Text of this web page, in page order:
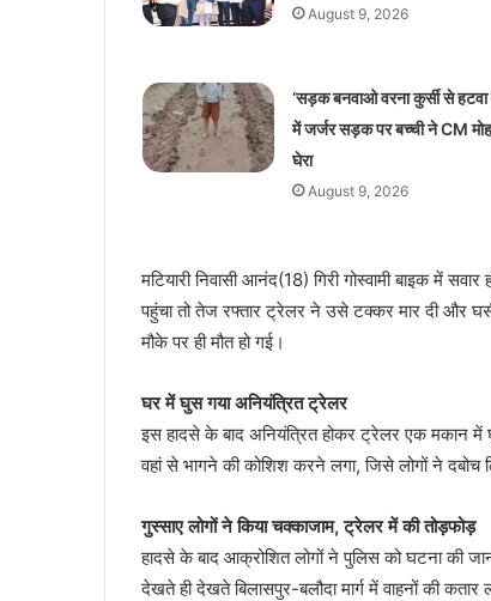
August 9, 2026
‘सड़क बनवाओ वरना कुर्सी से हटवा
में जर्जर सड़क पर बच्ची ने CM
घेरा
August 9, 2026
मटियारी निवासी आनंद(18) गिरी गोस्वामी बाइक में
पहुंचा तो तेज रफ्तार ट्रेलर ने उसे टक्कर मार दी और
मौके पर ही मौत हो गई।
घर में घुस गया अनियंत्रित ट्रेलर
इस हादसे के बाद अनियंत्रित होकर ट्रेलर एक मकान
वहां से भागने की कोशिश करने लगा, जिसे लोगों ने दबोच
गुस्साए लोगों ने किया चक्काजाम, ट्रेलर में की तोड़फोड़
हादसे के बाद आक्रोशित लोगों ने पुलिस को घटना की
देखते ही देखते बिलासपुर-बलौदा मार्ग में वाहनों की